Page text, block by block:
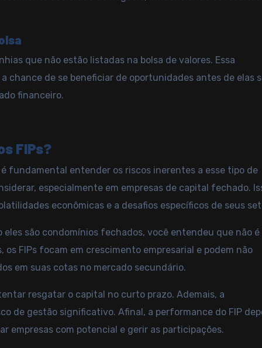
que não estão listadas na bolsa de valores. Essa
chance de se beneficiar de oportunidades antes de elas
financeiro.
FIPs?
é fundamental entender os riscos inerentes a esse tipo de
especialmente em empresas de capital fechado.
econômicas e a desafios específicos de seus
eles são condomínios fechados, você entendeu que não é
FIPs focam em crescimento empresarial e podem não
em suas cotas no mercado secundário.
resgatar o capital no curto prazo. Ademais, a
de gestão significativo. Afinal, a performance do FIP
empresas com potencial e gerir as participações.